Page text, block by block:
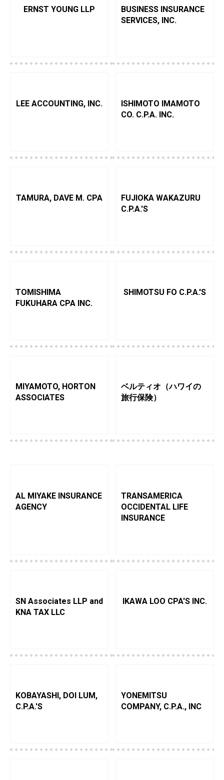
ERNST YOUNG LLP
BUSINESS INSURANCE
SERVICES, INC.
LEE ACCOUNTING, INC.
ISHIMOTO IMAMOTO
CO. C.P.A. INC.
TAMURA, DAVE M. CPA
FUJIOKA WAKAZURU
C.P.A.'S
TOMISHIMA
FUKUHARA CPA INC.
SHIMOTSU FO C.P.A.'S
MIYAMOTO, HORTON
ASSOCIATES
ベルティオ（ハワイの
旅行保険）
AL MIYAKE INSURANCE
AGENCY
TRANSAMERICA
OCCIDENTAL LIFE
INSURANCE
SN Associates LLP and
KNA TAX LLC
IKAWA LOO CPA'S INC.
KOBAYASHI, DOI LUM,
C.P.A.'S
YONEMITSU
COMPANY, C.P.A., INC